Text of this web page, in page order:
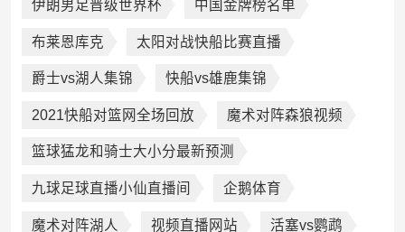
伊朗男足晋级世界杯 中国金牌榜名单
布莱恩库克 太阳对战快船比赛直播
爵士vs湖人集锦 快船vs雄鹿集锦
2021快船对篮网全场回放 魔术对阵森狼视频
篮球猛龙和骑士大小分最新预测
九球足球直播小仙直播间 企鹅体育
魔术对阵湖人 视频直播网站 活塞vs鹦鹉